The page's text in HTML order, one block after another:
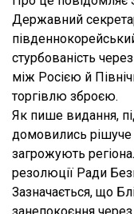
Державний
стурбованість
між Росією й
торгівлю зброєю.
Як пише видання,
домовились рішуче
загрожують
резолюції Ради
Зазначається, що